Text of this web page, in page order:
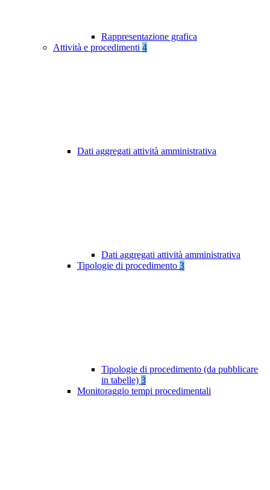
Rappresentazione grafica
Attività e procedimenti 4
Dati aggregati attività amministrativa
Dati aggregati attività amministrativa
Tipologie di procedimento 3
Tipologie di procedimento (da pubblicare
in tabelle) 3
Monitoraggio tempi procedimentali